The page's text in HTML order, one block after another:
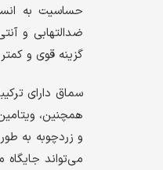
حساسیت به
ضدالتهابی و
گزینه قوی و
سماق دارای
همچنین،
و زردچوبه به
می‌تواند